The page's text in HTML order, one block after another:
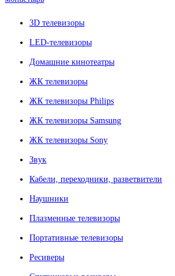
3D телевизоры
LED-телевизоры
Домашние кинотеатры
ЖК телевизоры
ЖК телевизоры Philips
ЖК телевизоры Samsung
ЖК телевизоры Sony
Звук
Кабели, переходники, разветвители
Наушники
Плазменные телевизоры
Портативные телевизоры
Ресиверы